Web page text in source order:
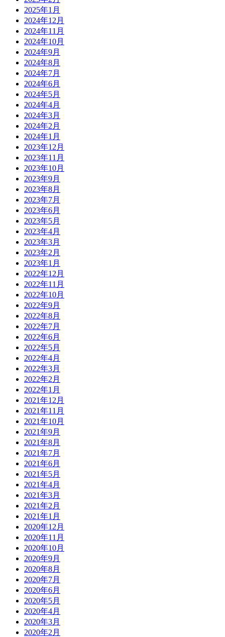
2025年1月
2024年12月
2024年11月
2024年10月
2024年9月
2024年8月
2024年7月
2024年6月
2024年5月
2024年4月
2024年3月
2024年2月
2024年1月
2023年12月
2023年11月
2023年10月
2023年9月
2023年8月
2023年7月
2023年6月
2023年5月
2023年4月
2023年3月
2023年2月
2023年1月
2022年12月
2022年11月
2022年10月
2022年9月
2022年8月
2022年7月
2022年6月
2022年5月
2022年4月
2022年3月
2022年2月
2022年1月
2021年12月
2021年11月
2021年10月
2021年9月
2021年8月
2021年7月
2021年6月
2021年5月
2021年4月
2021年3月
2021年2月
2021年1月
2020年12月
2020年11月
2020年10月
2020年9月
2020年8月
2020年7月
2020年6月
2020年5月
2020年4月
2020年3月
2020年2月